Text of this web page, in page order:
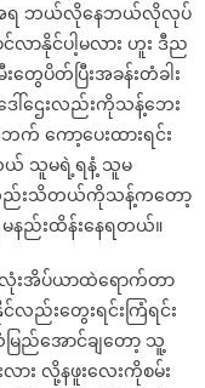
ရ ဘယ်လိုနေဘယ်လိုလုပ်
လာနိုင်ပါ့မလား ဟူး ဒီည
းတွေပိတ်ပြီးအခန်းတံခါး
ါ်ဌေးလည်းကိုသန့်ဘေး
က် ကော့ပေးထားရင်း
ယ် သူမရဲ့ရနံ့ သူမ
ည်းသိတယ်ကိုသန့်ကတော့
ည်းထိန်းနေရတယ်။
းအိပ်ယာထဲရောက်တာ
ည်းတွေးရင်းကြံရင်း
ည်အောင်ချတော့ သူ့
း လို့နဖူးလေးကိုစမ်း